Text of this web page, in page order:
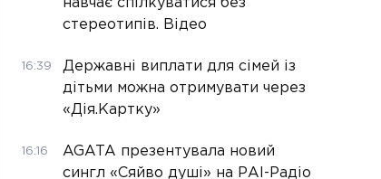
навчає спілкуватися без
стереотипів. Відео
16:39
Державні виплати для сімей із
дітьми можна отримувати через
«Дія.Картку»
16:16
AGATA презентувала новий
сингл «Сяйво душі» на РАІ-Радіо